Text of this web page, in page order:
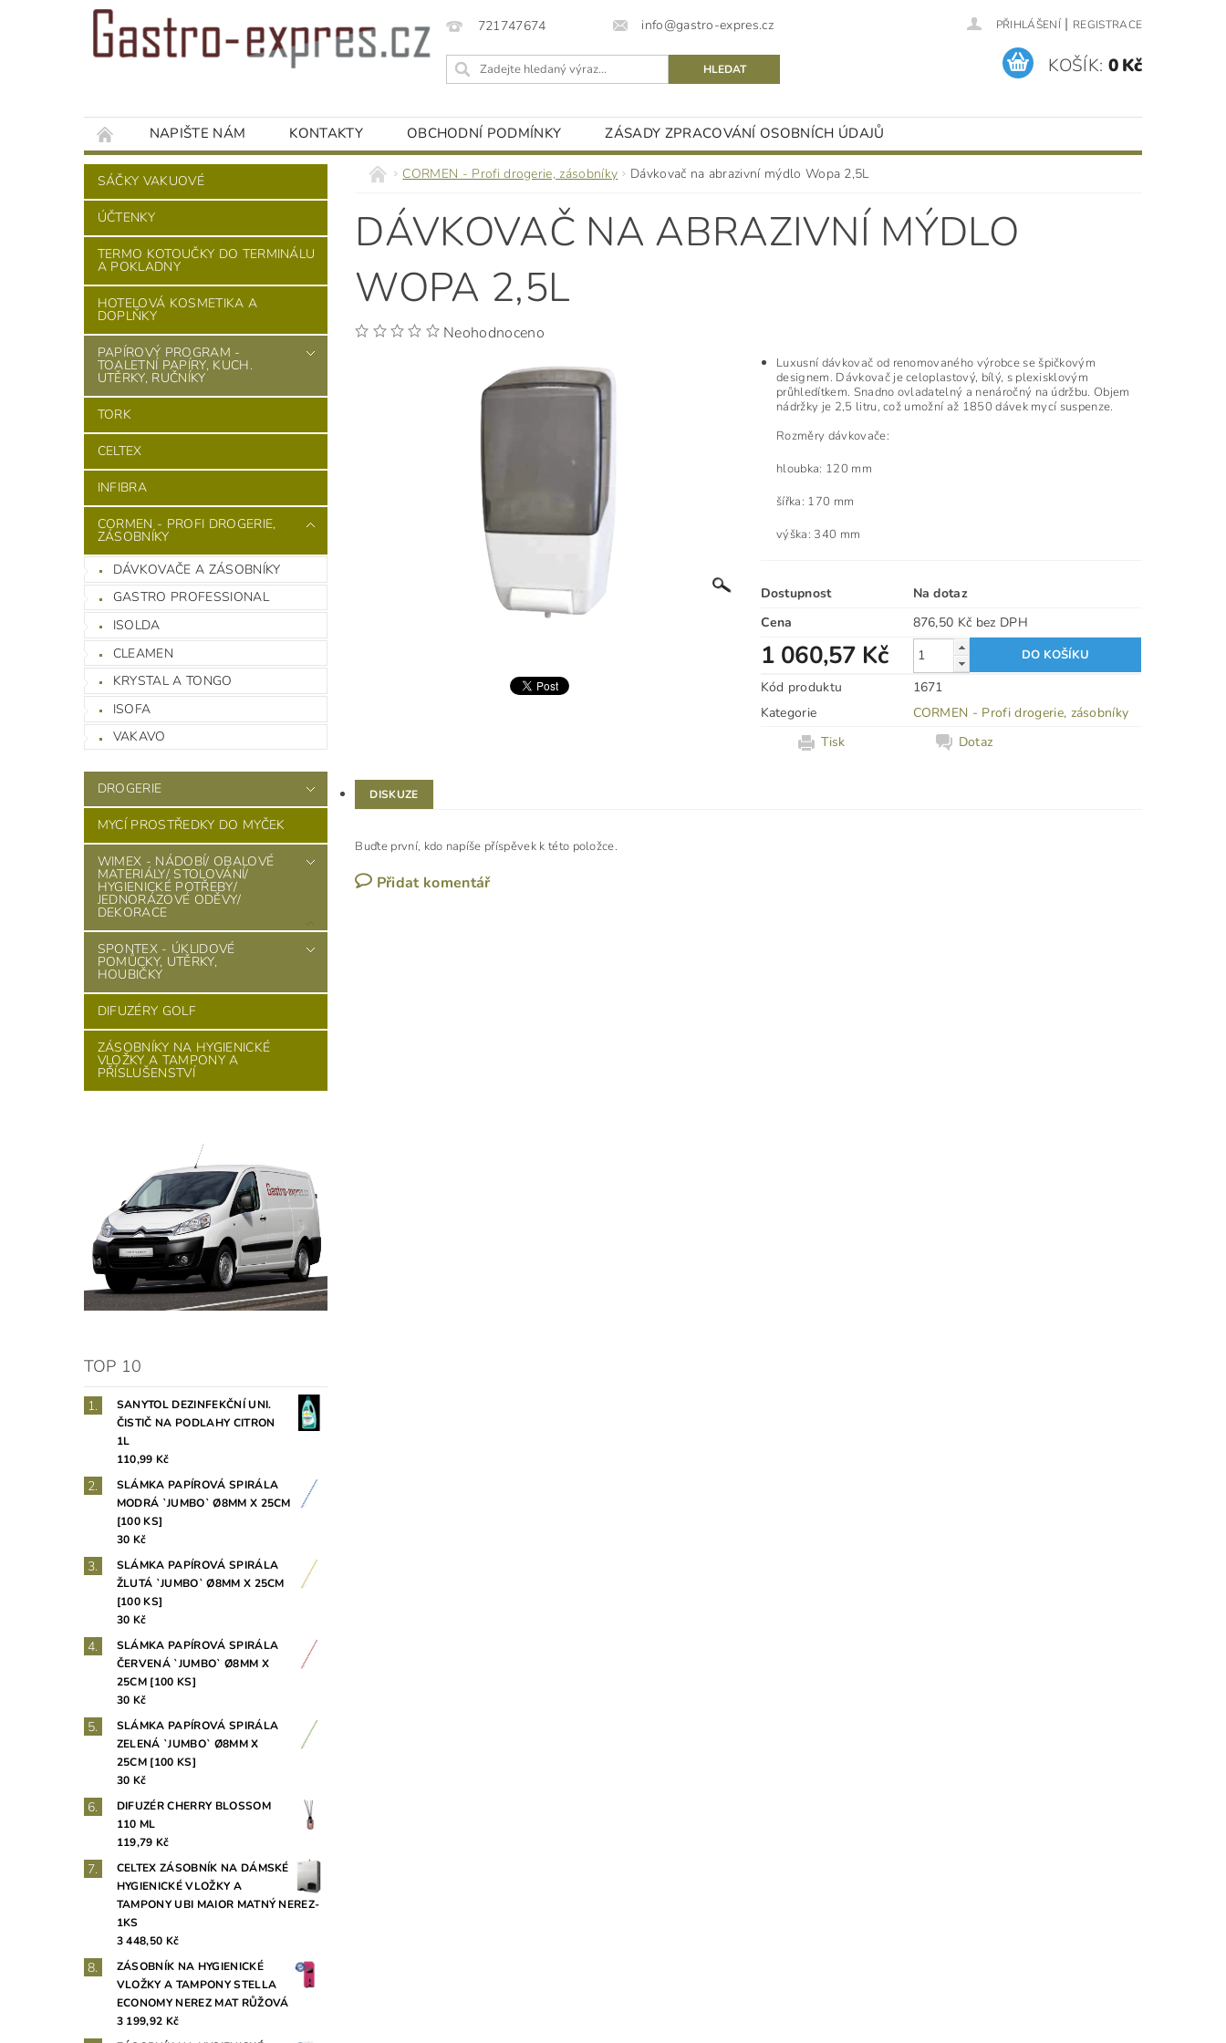
721747674 info@gastro-expres.cz PŘIHLÁŠENÍ | REGISTRACE
KOŠÍK: 0 Kč
NAPIŠTE NÁM KONTAKTY OBCHODNÍ PODMÍNKY ZÁSADY ZPRACOVÁNÍ OSOBNÍCH ÚDAJŮ
SÁČKY VAKUOVÉ
ÚČTENKY
TERMO KOTOUČKY DO TERMINÁLU
A POKLADNY
HOTELOVÁ KOSMETIKA A
DOPLŇKY
PAPÍROVÝ PROGRAM -
TOALETNÍ PAPÍRY, KUCH.
UTĚRKY, RUČNÍKY
TORK
CELTEX
INFIBRA
CORMEN - PROFI DROGERIE,
ZÁSOBNÍKY
DÁVKOVAČE A ZÁSOBNÍKY
GASTRO PROFESSIONAL
ISOLDA
CLEAMEN
KRYSTAL A TONGO
ISOFA
VAKAVO
DROGERIE
MYCÍ PROSTŘEDKY DO MYČEK
WIMEX - NÁDOBÍ/ OBALOVÉ
MATERIÁLY/ STOLOVÁNÍ/
HYGIENICKÉ POTŘEBY/
JEDNORÁZOVÉ ODĚVY/
DEKORACE
SPONTEX - ÚKLIDOVÉ
POMŮCKY, UTĚRKY,
HOUBIČKY
DIFUZÉRY GOLF
ZÁSOBNÍKY NA HYGIENICKÉ
VLOŽKY A TAMPONY A
PŘÍSLUŠENSTVÍ
TOP 10
SANYTOL DEZINFEKČNÍ UNI.
ČISTIČ NA PODLAHY CITRON
1L
110,99 Kč
SLÁMKA PAPÍROVÁ SPIRÁLA
MODRÁ `JUMBO` Ø8MM X 25CM
[100 KS]
30 Kč
SLÁMKA PAPÍROVÁ SPIRÁLA
ŽLUTÁ `JUMBO` Ø8MM X 25CM
[100 KS]
30 Kč
SLÁMKA PAPÍROVÁ SPIRÁLA
ČERVENÁ `JUMBO` Ø8MM X
25CM [100 KS]
30 Kč
SLÁMKA PAPÍROVÁ SPIRÁLA
ZELENÁ `JUMBO` Ø8MM X
25CM [100 KS]
30 Kč
DIFUZÉR CHERRY BLOSSOM
110 ML
119,79 Kč
CELTEX ZÁSOBNÍK NA DÁMSKÉ
HYGIENICKÉ VLOŽKY A
TAMPONY UBI MAIOR MATNÝ NEREZ-
1KS
3 448,50 Kč
ZÁSOBNÍK NA HYGIENICKÉ
VLOŽKY A TAMPONY STELLA
ECONOMY NEREZ MAT RŮŽOVÁ
3 199,92 Kč
CORMEN - Profi drogerie, zásobníky Dávkovač na abrazivní mýdlo Wopa 2,5L
DÁVKOVAČ NA ABRAZIVNÍ MÝDLO
WOPA 2,5L
Neohodnoceno
Luxusní dávkovač od renomovaného výrobce se špičkovým
designem. Dávkovač je celoplastový, bílý, s plexisklovým
průhledítkem. Snadno ovladatelný a nenáročný na údržbu. Objem
nádržky je 2,5 litru, což umožní až 1850 dávek mycí suspenze.
​Rozměry dávkovače:
hloubka: 120 mm
šířka: 170 mm
výška: 340 mm
Dostupnost
Na dotaz
Cena
876,50 Kč bez DPH
1 060,57 Kč
Kód produktu
1671
Kategorie
CORMEN - Profi drogerie, zásobníky
Tisk
Dotaz
DISKUZE
Buďte první, kdo napíše příspěvek k této položce.
Přidat komentář